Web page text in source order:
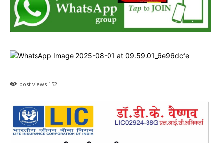
post views 152